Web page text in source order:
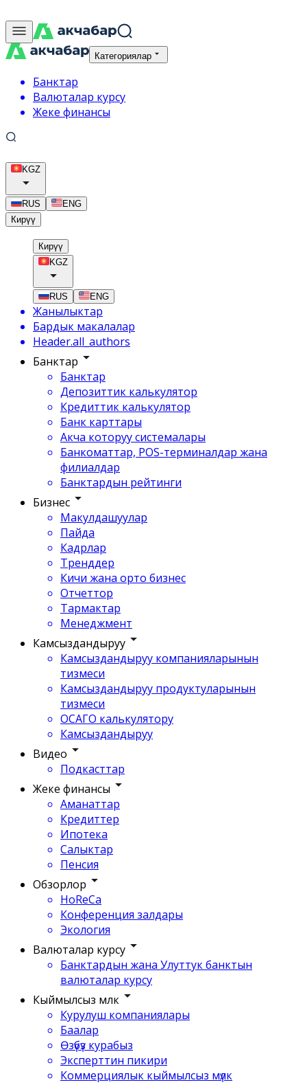
Категориялар
Банктар
Валюталар курсу
Жеке финансы
KGZ
RUS
ENG
Кирүү
Кирүү
KGZ
RUS ENG
Жанылыктар
Бардык макалалар
Header.all_authors
Банктар
Банктар
Депозиттик калькулятор
Кредиттик калькулятор
Банк карттары
Акча которуу системалары
Банкоматтар, POS-терминалдар жана
филиалдар
Банктардын рейтинги
Бизнес
Макулдашуулар
Пайда
Кадрлар
Тренддер
Кичи жана орто бизнес
Отчеттор
Тармактар
Менеджмент
Камсыздандыруу
Камсыздандыруу компанияларынын
тизмеси
Камсыздандыруу продуктуларынын
тизмеси
ОСАГО калькулятору
Камсыздандыруу
Видео
Подкасттар
Жеке финансы
Аманаттар
Кредиттер
Ипотека
Салыктар
Пенсия
Обзорлор
HoReCa
Конференция залдары
Экология
Валюталар курсу
Банктардын жана Улуттук банктын
валюталар курсу
Кыймылсыз мүлк
Курулуш компаниялары
Баалар
Өзүбүз курабыз
Эксперттин пикири
Коммерциялык кыймылсыз мүлк